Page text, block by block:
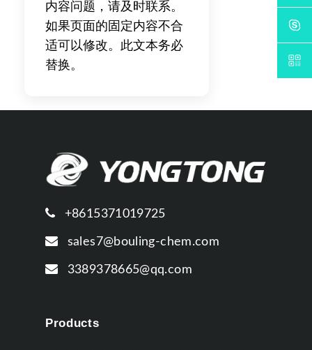
内容问题，请及时联系。
如果页面的固定内容不合
适可以修改。此文本务必
替换。
+8615371019725
sales7@bouling-chem.com
3389378665@qq.com
Products